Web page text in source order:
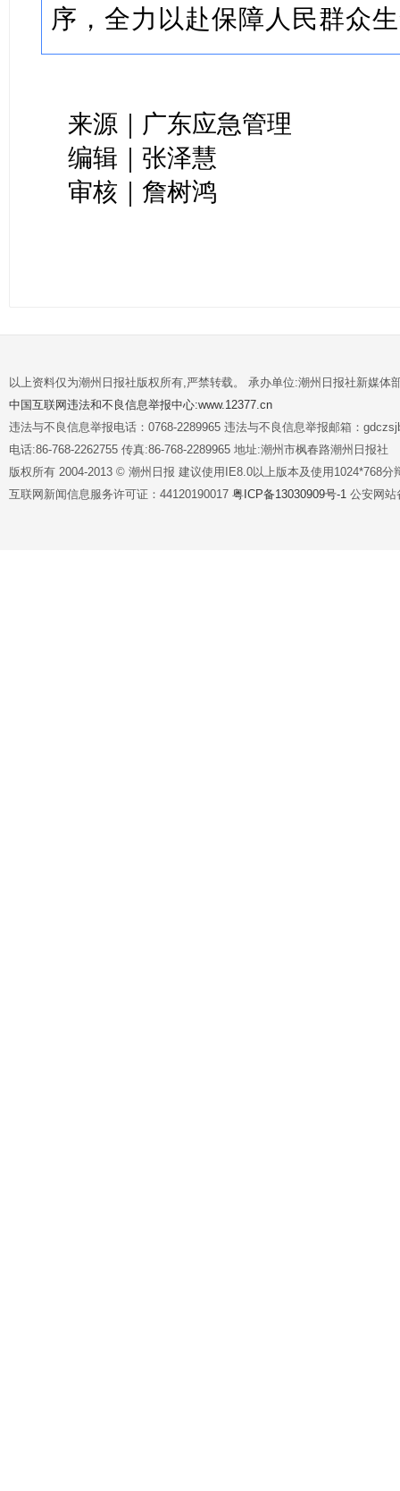
序，全力以赴保障人民群众
来源｜广东应急管理
编辑｜张泽慧
审核｜詹树鸿
以上资料仅为潮州日报社版权所有,严禁转载。 承办单位:潮州日报社新媒体
中国互联网违法和不良信息举报中心:www.12377.cn
违法与不良信息举报电话：0768-2289965 违法与不良信息举报邮箱：
电话:86-768-2262755 传真:86-768-2289965 地址:潮州市枫春路潮州日报社
版权所有 2004-2013 © 潮州日报 建议使用IE8.0以上版本及使用1024*768分
互联网新闻信息服务许可证：44120190017 粤ICP备13030909号-1 公安网站